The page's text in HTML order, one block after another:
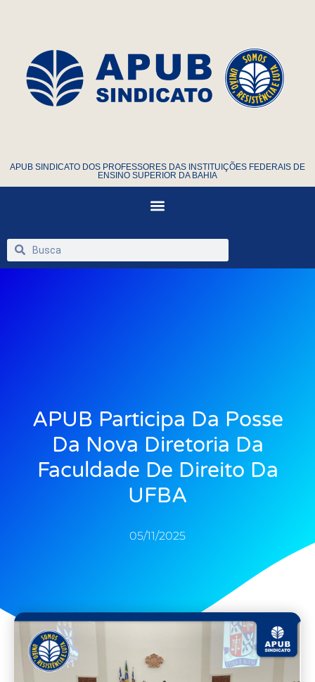
APUB SINDICATO DOS PROFESSORES DAS INSTITUIÇÕES FEDERAIS DE
ENSINO SUPERIOR DA BAHIA
APUB Participa Da Posse
Da Nova Diretoria Da
Faculdade De Direito Da
UFBA
05/11/2025